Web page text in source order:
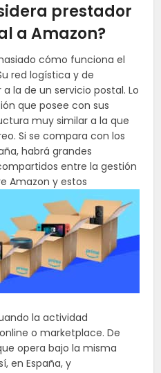
prestador
a Amazon?
cómo funciona el
red logística y de
la de un servicio postal. Lo
que posee con sus
muy similar a la que
Si se compara con los
habrá grandes
entre la gestión
Amazon y estos
la actividad
omarketplace. De
opera bajo la misma
en España, y